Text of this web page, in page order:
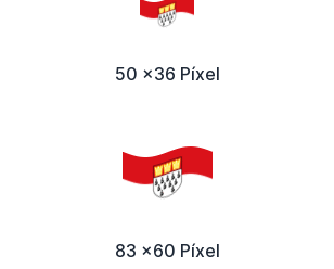
50 x36 Píxel
83 x60 Píxel